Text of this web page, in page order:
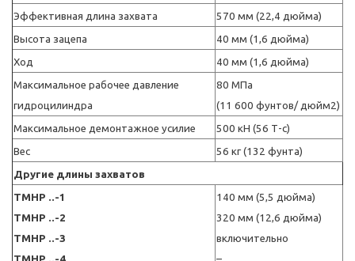
Эффективная длина захвата
570 мм (22,4 дюйма)
Высота зацепа
40 мм (1,6 дюйма)
Ход
40 мм (1,6 дюйма)
Максимальное рабочее давление
гидроцилиндра
80 МПа
(11 600 фунтов/ дюйм2)
Максимальное демонтажное усилие
500 кН (56 Т-с)
Вес
56 кг (132 фунта)
Другие длины захватов
TMHP ..-1
TMHP ..-2
TMHP ..-3
140 мм (5,5 дюйма)
320 мм (12,6 дюйма)
включительно